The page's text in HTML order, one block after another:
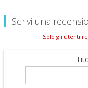
Scrivi una
Solo gli utenti